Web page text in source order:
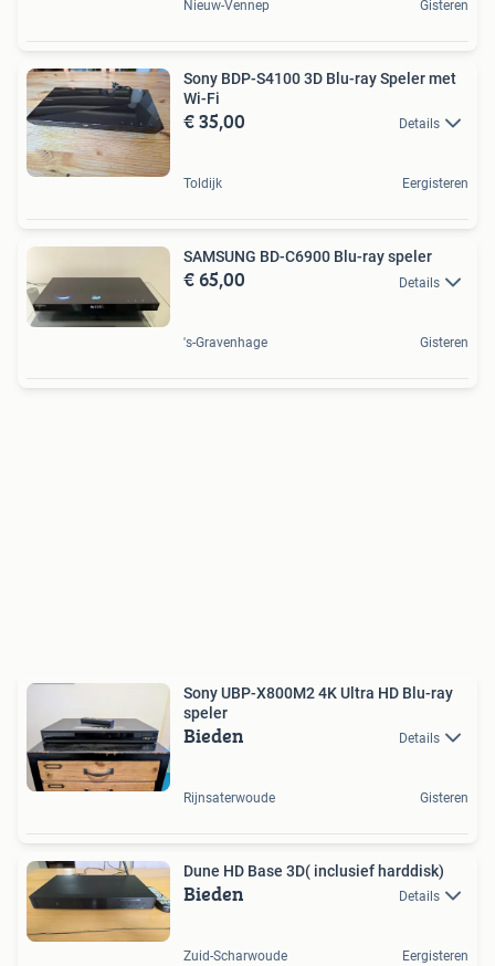
Nieuw-Vennep Gisteren
Sony BDP-S4100 3D Blu-ray Speler met
Wi-Fi
€ 35,00 Details
Toldijk Eergisteren
SAMSUNG BD-C6900 Blu-ray speler
€ 65,00 Details
's-Gravenhage Gisteren
Sony UBP-X800M2 4K Ultra HD Blu-ray
speler
Bieden Details
Rijnsaterwoude Gisteren
Dune HD Base 3D( inclusief harddisk)
Bieden Details
Zuid-Scharwoude Eergisteren